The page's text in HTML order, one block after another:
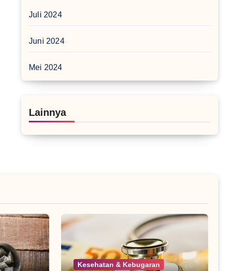
Juli 2024
Juni 2024
Mei 2024
Lainnya
Kesehatan & Kebugaran